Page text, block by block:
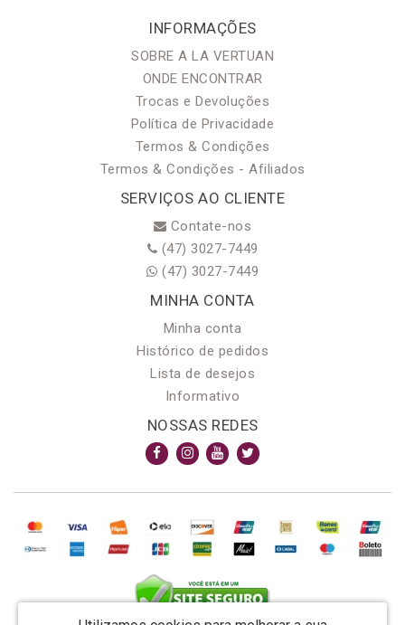
INFORMAÇÕES
SOBRE A LA VERTUAN
ONDE ENCONTRAR
Trocas e Devoluções
Política de Privacidade
Termos & Condições
Termos & Condições - Afiliados
SERVIÇOS AO CLIENTE
Contate-nos
(47) 3027-7449
(47) 3027-7449
MINHA CONTA
Minha conta
Histórico de pedidos
Lista de desejos
Informativo
NOSSAS REDES